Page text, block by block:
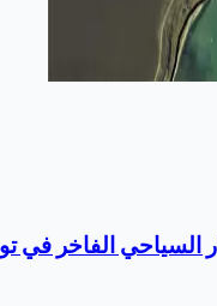
السياحي الفاخر في